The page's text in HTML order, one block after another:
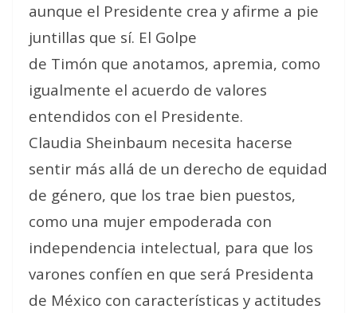
aunque el Presidente crea y afirme a pie
juntillas que sí. El Golpe
de Timón que anotamos, apremia, como
igualmente el acuerdo de valores
entendidos con el Presidente.
Claudia Sheinbaum necesita hacerse
sentir más allá de un derecho de equidad
de género, que los trae bien puestos,
como una mujer empoderada con
independencia intelectual, para que los
varones confíen en que será Presidenta
de México con características y actitudes